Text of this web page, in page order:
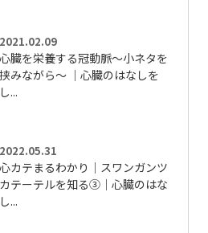
2021.02.09
心臓を栄養する冠動脈～小ネタを
挟みながら～ ｜心臓のはなしを
し...
2022.05.31
心カテまるわかり｜スワンガンツ
カテーテルを知る③｜心臓のはな
し...